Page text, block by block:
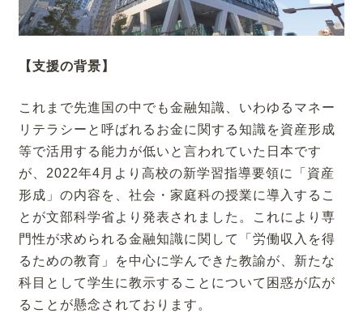
【支援の背景】
これまで先進国の中でも金融知識、いわゆるマネー
リテラシーと呼ばれるお金に関する知識を資産形成
等で活用する能力が低いと言われていた日本です
が、2022年4月より高校の新学習指導要領に「資産
形成」の内容を、社会・家庭科の授業に導入するこ
とが文部科学省より発表されました。これにより専
門性が求められる金融知識に関して「労働収入を得
るための教育」を中心に学んできた教諭が、新たな
科目として学生に教示することについて困惑が広が
ることが懸念されております。